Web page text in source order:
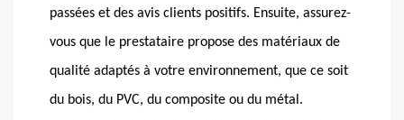
passées et des avis clients positifs. Ensuite, assurez-
vous que le prestataire propose des matériaux de
qualité adaptés à votre environnement, que ce soit
du bois, du PVC, du composite ou du métal.